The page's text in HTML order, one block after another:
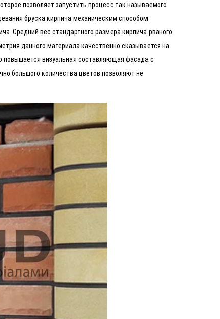
позволяет запустить процесс так называемого
бруска кирпича механическим способом
Средний вес стандартного размера кирпича рваного
данного материала качественно сказывается на
повышается визуальная составляющая фасада с
большого количества цветов позволяют не